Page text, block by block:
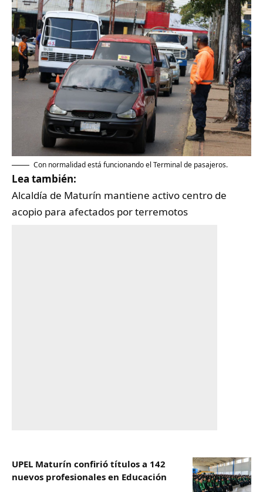
Con normalidad está funcionando el Terminal de pasajeros.
Lea también:
Alcaldía de Maturín mantiene activo centro de
acopio para afectados por terremotos
UPEL Maturín confirió títulos a 142
nuevos profesionales en Educación